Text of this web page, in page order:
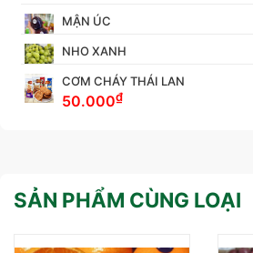
MẬN ÚC
NHO XANH
CƠM CHÁY THÁI LAN
50.000₫
SẢN PHẨM CÙNG LOẠI